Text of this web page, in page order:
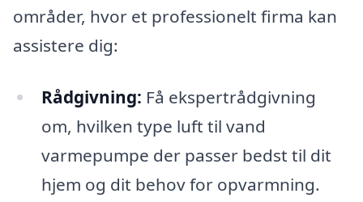
områder, hvor et professionelt firma kan
assistere dig:
Rådgivning: Få ekspertrådgivning
om, hvilken type luft til vand
varmepumpe der passer bedst til dit
hjem og dit behov for opvarmning.